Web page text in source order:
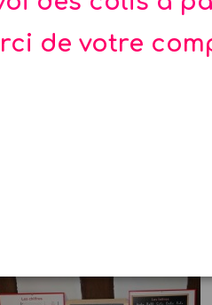
de votre
rose clair, rose
! La Fée